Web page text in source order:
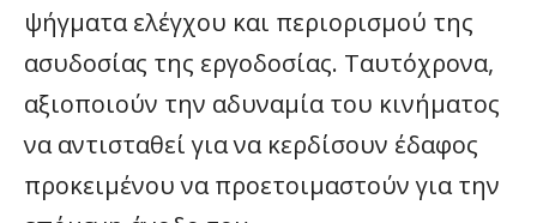
ψήγματα ελέγχου και περιορισμού της
ασυδοσίας της εργοδοσίας. Ταυτόχρονα,
αξιοποιούν την αδυναμία του κινήματος
να αντισταθεί για να κερδίσουν έδαφος
προκειμένου να προετοιμαστούν για την